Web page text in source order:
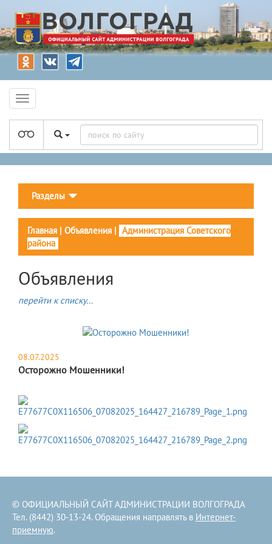
Разделы
Главная | Объявления | Администрация Советского
района
Объявления
перейти к списку...
08.07.2025
Осторожно Мошенники!
© ОФИЦИАЛЬНЫЙ САЙТ АДМИНИСТРАЦИИ ВОЛГОГРАДА
Тел. (8442) 30-13-24. Обращения направлять в Интернет-
приемную.